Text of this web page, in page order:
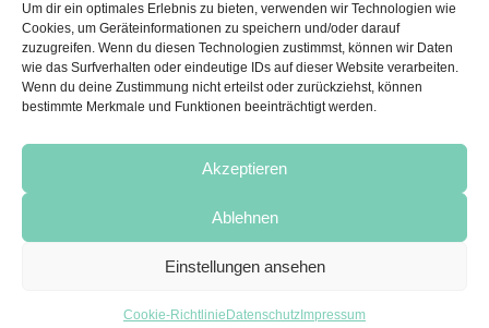
Um dir ein optimales Erlebnis zu bieten, verwenden wir Technologien wie
Cookies, um Geräteinformationen zu speichern und/oder darauf
zuzugreifen. Wenn du diesen Technologien zustimmst, können wir Daten
wie das Surfverhalten oder eindeutige IDs auf dieser Website verarbeiten.
Wenn du deine Zustimmung nicht erteilst oder zurückziehst, können
bestimmte Merkmale und Funktionen beeinträchtigt werden.
Akzeptieren
Ablehnen
Einstellungen ansehen
Cookie-Richtlinie Datenschutz Impressum
Kontakt
Impressum
Datenschutz
Links
© 2016-2019 · Heide Trautmann
Copyright © 2016 · Heide Trautmann